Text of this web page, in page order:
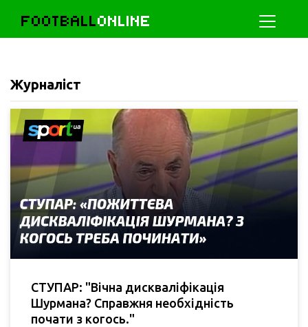
FOOTBALLONLINE
Журналіст
СТУПАР: "Вічна дискваліфікація
Шурмана? Справжня необхідність
почати з когось."